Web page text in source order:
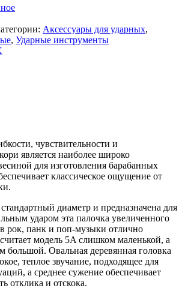
Аксессуары для ударных,
, Ударные инструменты
чувствительности и
является наиболее широко
для изготовления барабанных
классическое ощущение от
диаметр и предназначена для
ударом эта палочка увеличенного
рок, панк и поп-музыки отлично
модель 5A слишком маленькой, а
большой. Овальная деревянная головка
теплое звучание, подходящее для
а среднее сужение обеспечивает
отклика и отскока.